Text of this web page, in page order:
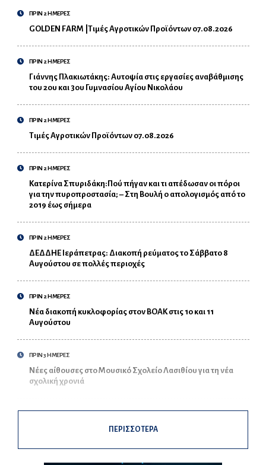
ΠΡΙΝ 2 ΗΜΕΡΕΣ
GOLDEN FARM |Τιμές Αγροτικών Προϊόντων 07.08.2026
ΠΡΙΝ 2 ΗΜΕΡΕΣ
Γιάννης Πλακιωτάκης: Αυτοψία στις εργασίες αναβάθμισης
του 2ου και 3ου Γυμνασίου Αγίου Νικολάου
ΠΡΙΝ 2 ΗΜΕΡΕΣ
Τιμές Αγροτικών Προϊόντων 07.08.2026
ΠΡΙΝ 2 ΗΜΕΡΕΣ
Κατερίνα Σπυριδάκη:Πού πήγαν και τι απέδωσαν οι πόροι
για την πυροπροστασία; – Στη Βουλή ο απολογισμός από το
2019 έως σήμερα
ΠΡΙΝ 2 ΗΜΕΡΕΣ
ΔΕΔΔΗΕ Ιεράπετρας: Διακοπή ρεύματος το Σάββατο 8
Αυγούστου σε πολλές περιοχές
ΠΡΙΝ 2 ΗΜΕΡΕΣ
Νέα διακοπή κυκλοφορίας στον ΒΟΑΚ στις 10 και 11
Αυγούστου
ΠΡΙΝ 3 ΗΜΕΡΕΣ
Νέες αίθουσες στο Μουσικό Σχολείο Λασιθίου για τη νέα
σχολική χρονιά
ΠΕΡΙΣΣΟΤΕΡΑ